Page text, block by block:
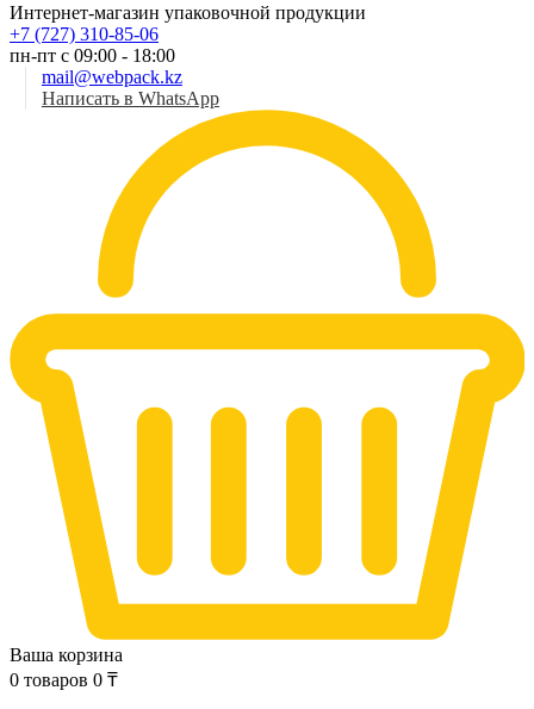
Интернет-магазин упаковочной продукции
+7 (727) 310-85-06
пн-пт с 09:00 - 18:00
mail@webpack.kz
Написать в WhatsApp
Ваша корзина
0 товаров 0 ₸